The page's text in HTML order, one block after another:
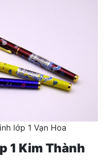
lớp 1 Vạn Hoa
1 Kim Thành